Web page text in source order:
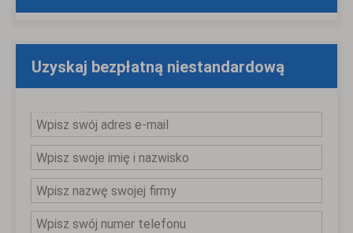
Uzyskaj bezpłatną niestandardową
wycenę